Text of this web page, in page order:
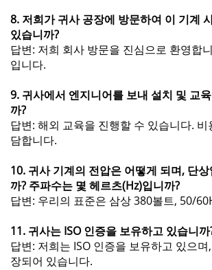
8. 저희가 귀사 공장에 방문하여 이 기계
있습니까?
답변: 저희 회사 방문을 진심으로 환영합
입니다.
9. 귀사에서 엔지니어를 보내 설치 및 교
까?
답변: 해외 교육을 진행할 수 있습니다.
담합니다.
10. 귀사 기계의 전압은 어떻게 되며, 단
까? 주파수는 몇 헤르츠(Hz)입니까?
답변: 우리의 표준은 삼상 380볼트, 50/
11. 귀사는 ISO 인증을 보유하고 있습니까
답변: 저희는 ISO 인증을 보유하고 있으
장되어 있습니다.